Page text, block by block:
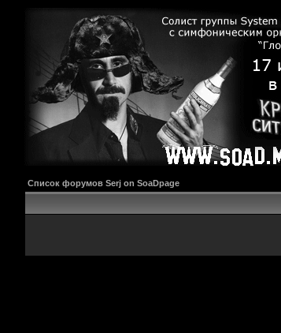
Список форумов Serj on SoaDpage